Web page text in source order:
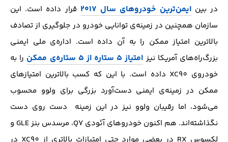
در بینایمن‌ترین خودروهای سال ۲۰۱۷
قرار داده است. این
سازمان همچنین در زمینه‌ی توانایی خودرو در جلوگیری از تصادف
بالاترین امتیاز ممکن را به آن داده است. اداره‌ی ملی ایمنی
بزرگ‌راه‌های آمریکا نیز امتیاز ۵ ستاره از ۵ ستاره‌ی ممکن
را به
خودروی XC90 داده است. با این که کسب بالاترین امتیاز‌های
ممکن در زمینه‌ی ایمنی دست‌آورد بزرگی برای ولوو محسوب
می‌شود، اما رقیبان ولوو نیز در این زمینه دست روی دست
نگذاشته‌اند. هم اکنون خودروهای آئودی Q7، مرسدس بنز GLE و
لکسوس RX در بعضی موارد حتی امتیازات بالاتری از XC90 در